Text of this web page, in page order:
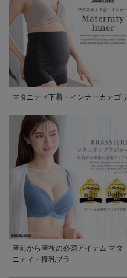
マタニティ下着・インナーカテゴリ
産前から産後の必須アイテム マタ
ニティ・授乳ブラ